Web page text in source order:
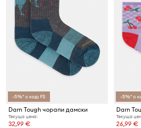
-5%* с код: FS
Darn Tough чорапи дамски
Текуща цена:
32,99 €
-5%* с
Текуща
26,99 €